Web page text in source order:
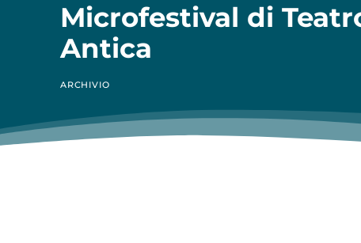
Microfestival di
Antica
ARCHIVIO